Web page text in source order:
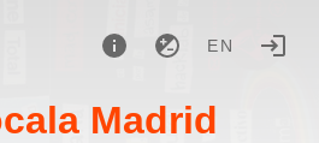
EN
Madrid